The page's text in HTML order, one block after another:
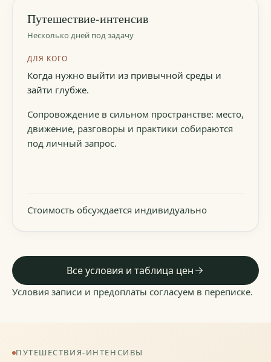
Путешествие-интенсив
Несколько дней под задачу
ДЛЯ КОГО
Когда нужно выйти из привычной среды и
зайти глубже.
Сопровождение в сильном пространстве: место,
движение, разговоры и практики собираются
под личный запрос.
Стоимость обсуждается индивидуально
Все условия и таблица цен
Условия записи и предоплаты согласуем в переписке.
ПУТЕШЕСТВИЯ-ИНТЕНСИВЫ